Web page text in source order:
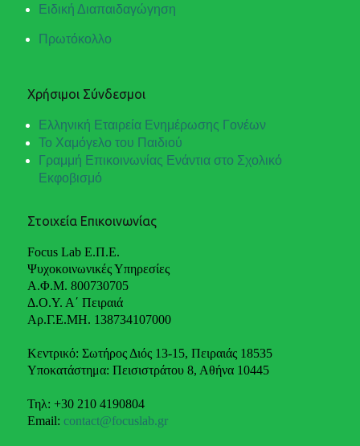
Ειδική Διαπαιδαγώγηση
Πρωτόκολλο
Χρήσιμοι Σύνδεσμοι
Ελληνική Εταιρεία Ενημέρωσης Γονέων
Το Χαμόγελο του Παιδιού
Γραμμή Επικοινωνίας Ενάντια στο Σχολικό
Εκφοβισμό
Στοιχεία Επικοινωνίας
Focus Lab Ε.Π.Ε.
Ψυχοκοινωνικές Υπηρεσίες
Α.Φ.Μ. 800730705
Δ.Ο.Υ. Α΄ Πειραιά
Αρ.Γ.Ε.ΜΗ. 138734107000
Κεντρικό: Σωτήρος Διός 13-15, Πειραιάς 18535
Υποκατάστημα: Πεισιστράτου 8, Αθήνα 10445
Τηλ: +30 210 4190804
Email: contact@focuslab.gr